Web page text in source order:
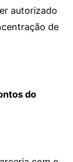
autorizado
de
do